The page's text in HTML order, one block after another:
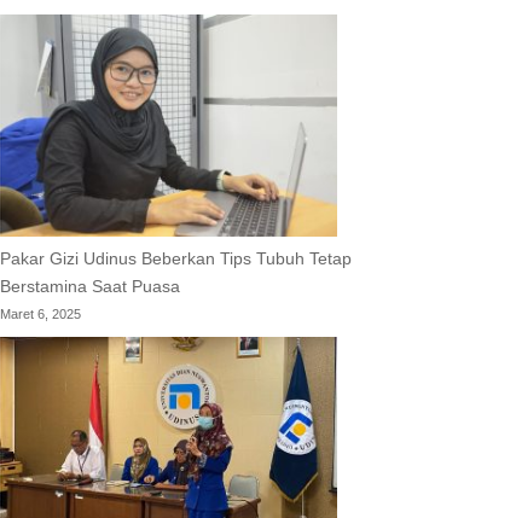
Pakar Gizi Udinus Beberkan Tips Tubuh Tetap
Berstamina Saat Puasa
Maret 6, 2025